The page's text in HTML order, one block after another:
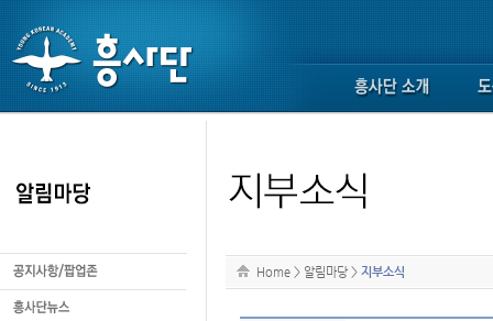
Home > 알림마당 > 지부소식